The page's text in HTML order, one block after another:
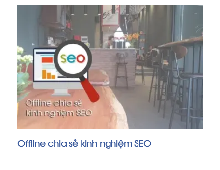
Offline chia sẻ kinh nghiệm SEO